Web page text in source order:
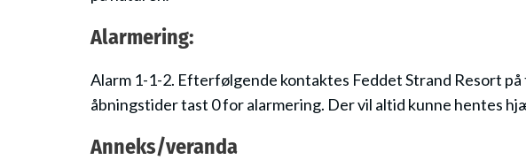
Alarmering:
Alarm 1-1-2. Efterfølgende kontaktes Feddet Strand Resort
åbningstider tast 0 for alarmering. Der vil altid kunne hentes
Anneks/veranda